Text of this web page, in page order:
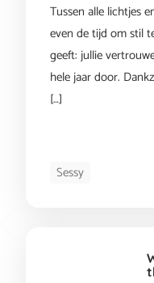
Tussen alle lichtjes
even de tijd om stil
geeft: jullie
hele jaar door.
[…]
Sessy